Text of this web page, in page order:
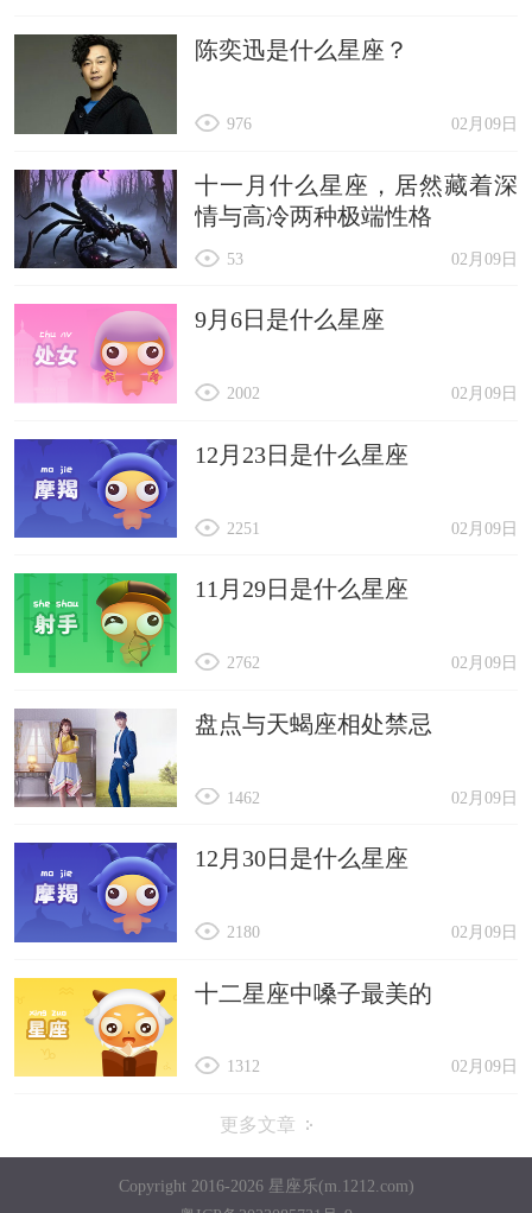
陈奕迅是什么星座？
02月09日
976
十一月什么星座，居然藏着深
情与高冷两种极端性格
02月09日
53
9月6日是什么星座
02月09日
2002
12月23日是什么星座
02月09日
2251
11月29日是什么星座
02月09日
2762
盘点与天蝎座相处禁忌
02月09日
1462
12月30日是什么星座
02月09日
2180
十二星座中嗓子最美的
02月09日
1312
更多文章
Copyright 2016-2026 星座乐(m.1212.com)